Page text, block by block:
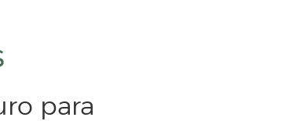
para